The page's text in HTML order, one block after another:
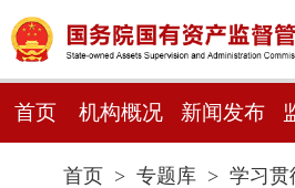
首页 机构概况 新闻发布
首页> 专题库> 学习贯